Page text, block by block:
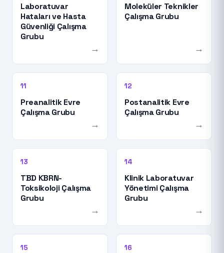
Laboratuvar
Hataları ve Hasta
Güvenliği Çalışma
Grubu
→
Moleküler Teknikler
Çalışma Grubu
→
11
Preanalitik Evre
Çalışma Grubu
→
12
Postanalitik Evre
Çalışma Grubu
→
13
TBD KBRN-
Toksikoloji Çalışma
Grubu
→
14
Klinik Laboratuvar
Yönetimi Çalışma
Grubu
→
15 16